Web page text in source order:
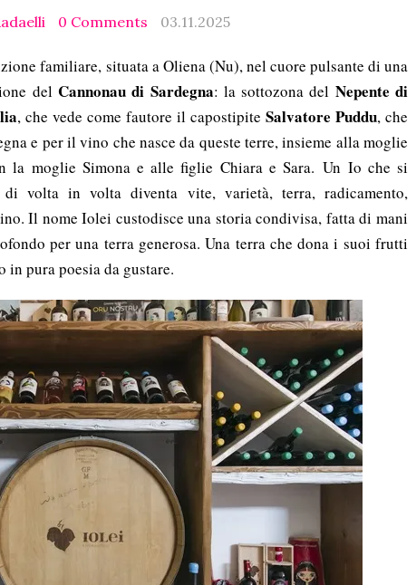
0 Comments 03.11.2025
familiare, situata a Oliena (Nu), nel cuore pulsante di una
del Cannonau di Sardegna: la sottozona del Nepente di
, che vede come fautore il capostipite Salvatore Puddu, che
e per il vino che nasce da queste terre, insieme alla moglie
la moglie Simona e alle figlie Chiara e Sara. Un Io che si
volta in volta diventa vite, varietà, terra, radicamento,
Il nome Iolei custodisce una storia condivisa, fatta di mani
per una terra generosa. Una terra che dona i suoi frutti
in pura poesia da gustare.